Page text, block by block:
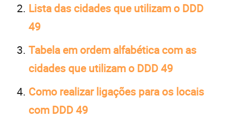
Lista das cidades que utilizam o DDD
49
Tabela em ordem alfabética com as
cidades que utilizam o DDD 49
Como realizar ligações para os locais
com DDD 49